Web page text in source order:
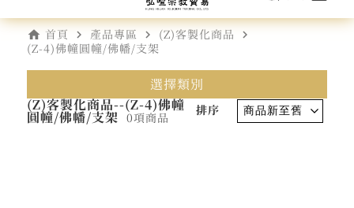
home 首頁 navigate_next 產品專區 navigate_next (Z)客製化商品 navigate_next
(Z-4)佛幢圓幢/佛幡/支架
選擇類別
(Z)客製化商品--(Z-4)佛幢
圓幢/佛幡/支架
0項商品
排序